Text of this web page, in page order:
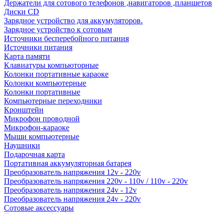
Держатели для сотового телефонов ,навигаторов ,планшетов
Диски CD
Зарядное устройство для аккумуляторов.
Зарядное устройство к сотовым
Источники бесперебойного питания
Источники питания
Карта памяти
Клавиатуры компьюторные
Колонки портативные караоке
Колонки компьютерные
Колонки портативные
Компьютерные переходники
Кронштейн
Микрофон проводной
Микрофон-караоке
Мыши компьютерные
Наушники
Подарочная карта
Портативная аккумуляторная батарея
Преобразователь напряжения 12v - 220v
Преобразователь напряжения 220v - 110v / 110v - 220v
Преобразователь напряжения 24v - 12v
Преобразователь напряжения 24v - 220v
Сотовые аксессуары